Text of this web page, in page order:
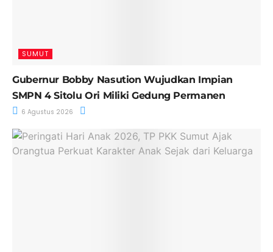
SUMUT
Gubernur Bobby Nasution Wujudkan Impian
SMPN 4 Sitolu Ori Miliki Gedung Permanen
6 Agustus 2026